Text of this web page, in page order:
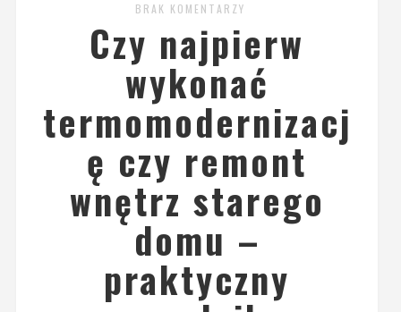
BRAK KOMENTARZY
Czy najpierw
wykonać
termomodernizacj
ę czy remont
wnętrz starego
domu –
praktyczny